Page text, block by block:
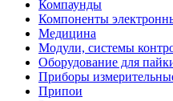
Компаунды
Компоненты
Медицина
Модули, системы
Оборудование для
Приборы
Припои